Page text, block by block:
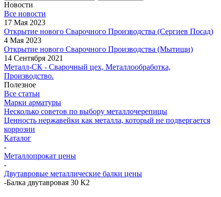
Новости
Все новости
17 Мая 2023
Открытие нового Сварочного Производства (Сергиев Посад)
4 Мая 2023
Открытие нового Сварочного Производства (Мытищи)
14 Сентября 2021
Металл-СК - Сварочный цех, Металлообработка,
Производство.
Полезное
Все статьи
Марки арматуры
Несколько советов по выбору металлочерепицы
Ценность нержавейки как металла, который не подвергается
коррозии
Каталог
-
Металлопрокат цены
-
Двутавровые металлические балки цены
-Балка двутавровая 30 К2